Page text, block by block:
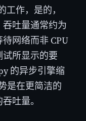
作，是的，
吐量通常约为
网络而非 CPU
所显示的要
的异步引擎缩
是在更简洁的
吐量。